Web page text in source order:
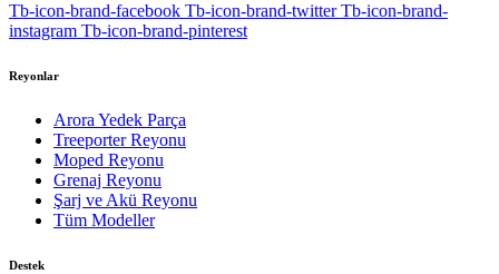
Tb-icon-brand-facebook Tb-icon-brand-twitter Tb-icon-brand-
instagram Tb-icon-brand-pinterest
Reyonlar
Arora Yedek Parça
Treeporter Reyonu
Moped Reyonu
Grenaj Reyonu
Şarj ve Akü Reyonu
Tüm Modeller
Destek